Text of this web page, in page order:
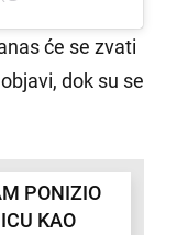
će se zvati
dok su se
PONIZIO
KAO